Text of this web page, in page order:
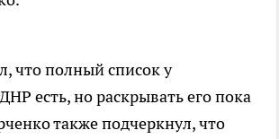
что полный список у
есть, но раскрывать его пока
также подчеркнул, что